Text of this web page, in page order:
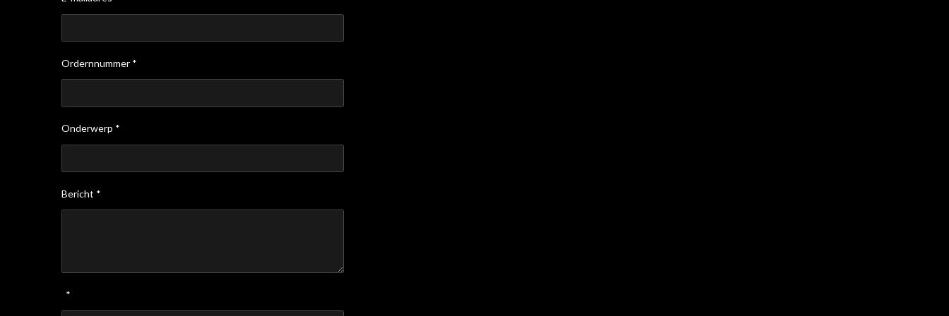
Ordernnummer *
Onderwerp *
Bericht *
*